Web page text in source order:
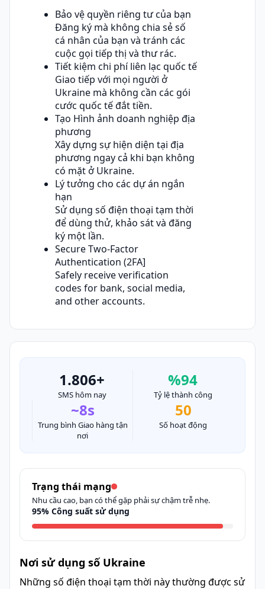
Bảo vệ quyền riêng tư của bạn
Đăng ký mà không chia sẻ số
cá nhân của bạn và tránh các
cuộc gọi tiếp thị và thư rác.
Tiết kiệm chi phí liên lạc quốc tế
Giao tiếp với mọi người ở
Ukraine mà không cần các gói
cước quốc tế đắt tiền.
Tạo Hình ảnh doanh nghiệp địa
phương
Xây dựng sự hiện diện tại địa
phương ngay cả khi bạn không
có mặt ở Ukraine.
Lý tưởng cho các dự án ngắn
hạn
Sử dụng số điện thoại tạm thời
để dùng thử, khảo sát và đăng
ký một lần.
Secure Two-Factor
Authentication (2FA]
Safely receive verification
codes for bank, social media,
and other accounts.
1.806+
SMS hôm nay
%94
Tỷ lệ thành công
~8s
Trung bình Giao hàng tận
nơi
50
Số hoạt động
Trạng thái mạng
Nhu cầu cao, bạn có thể gặp phải sự chậm trễ nhẹ.
95% Công suất sử dụng
Nơi sử dụng số Ukraine
Những số điện thoại tạm thời này thường được sử